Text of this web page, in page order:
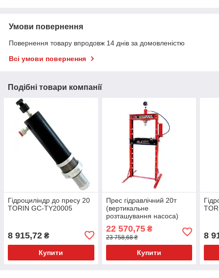
Умови повернення
Повернення товару впродовж 14 днів за домовленістю
Всі умови повернення
Подібні товари компанії
Гідроциліндр до пресу 20
TORIN GC-TY20005
8 915,72 ₴
Купити
Прес гідравлічний 20т
(вертикальне
розташування насоса)
22 570,75₴
23 758,68 ₴
Купити
8